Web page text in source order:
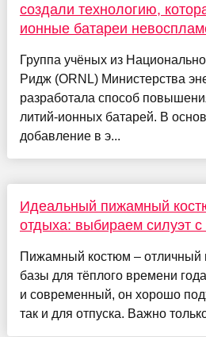
создали технологию,
ионные батареи
Группа учёных из
Ридж (ORNL) Министерства
разработала способ
литий-ионных батарей. В
добавление в э...
Идеальный пижамный
отдыха: выбираем силуэт с
Пижамный костюм – отличный
базы для тёплого времени
и современный, он хорошо
так и для отпуска. Важно